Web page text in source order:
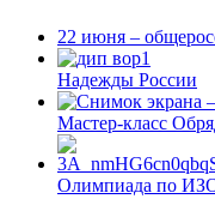
22 июня –
Надежды России
Мастер-класс
Олимпиада по